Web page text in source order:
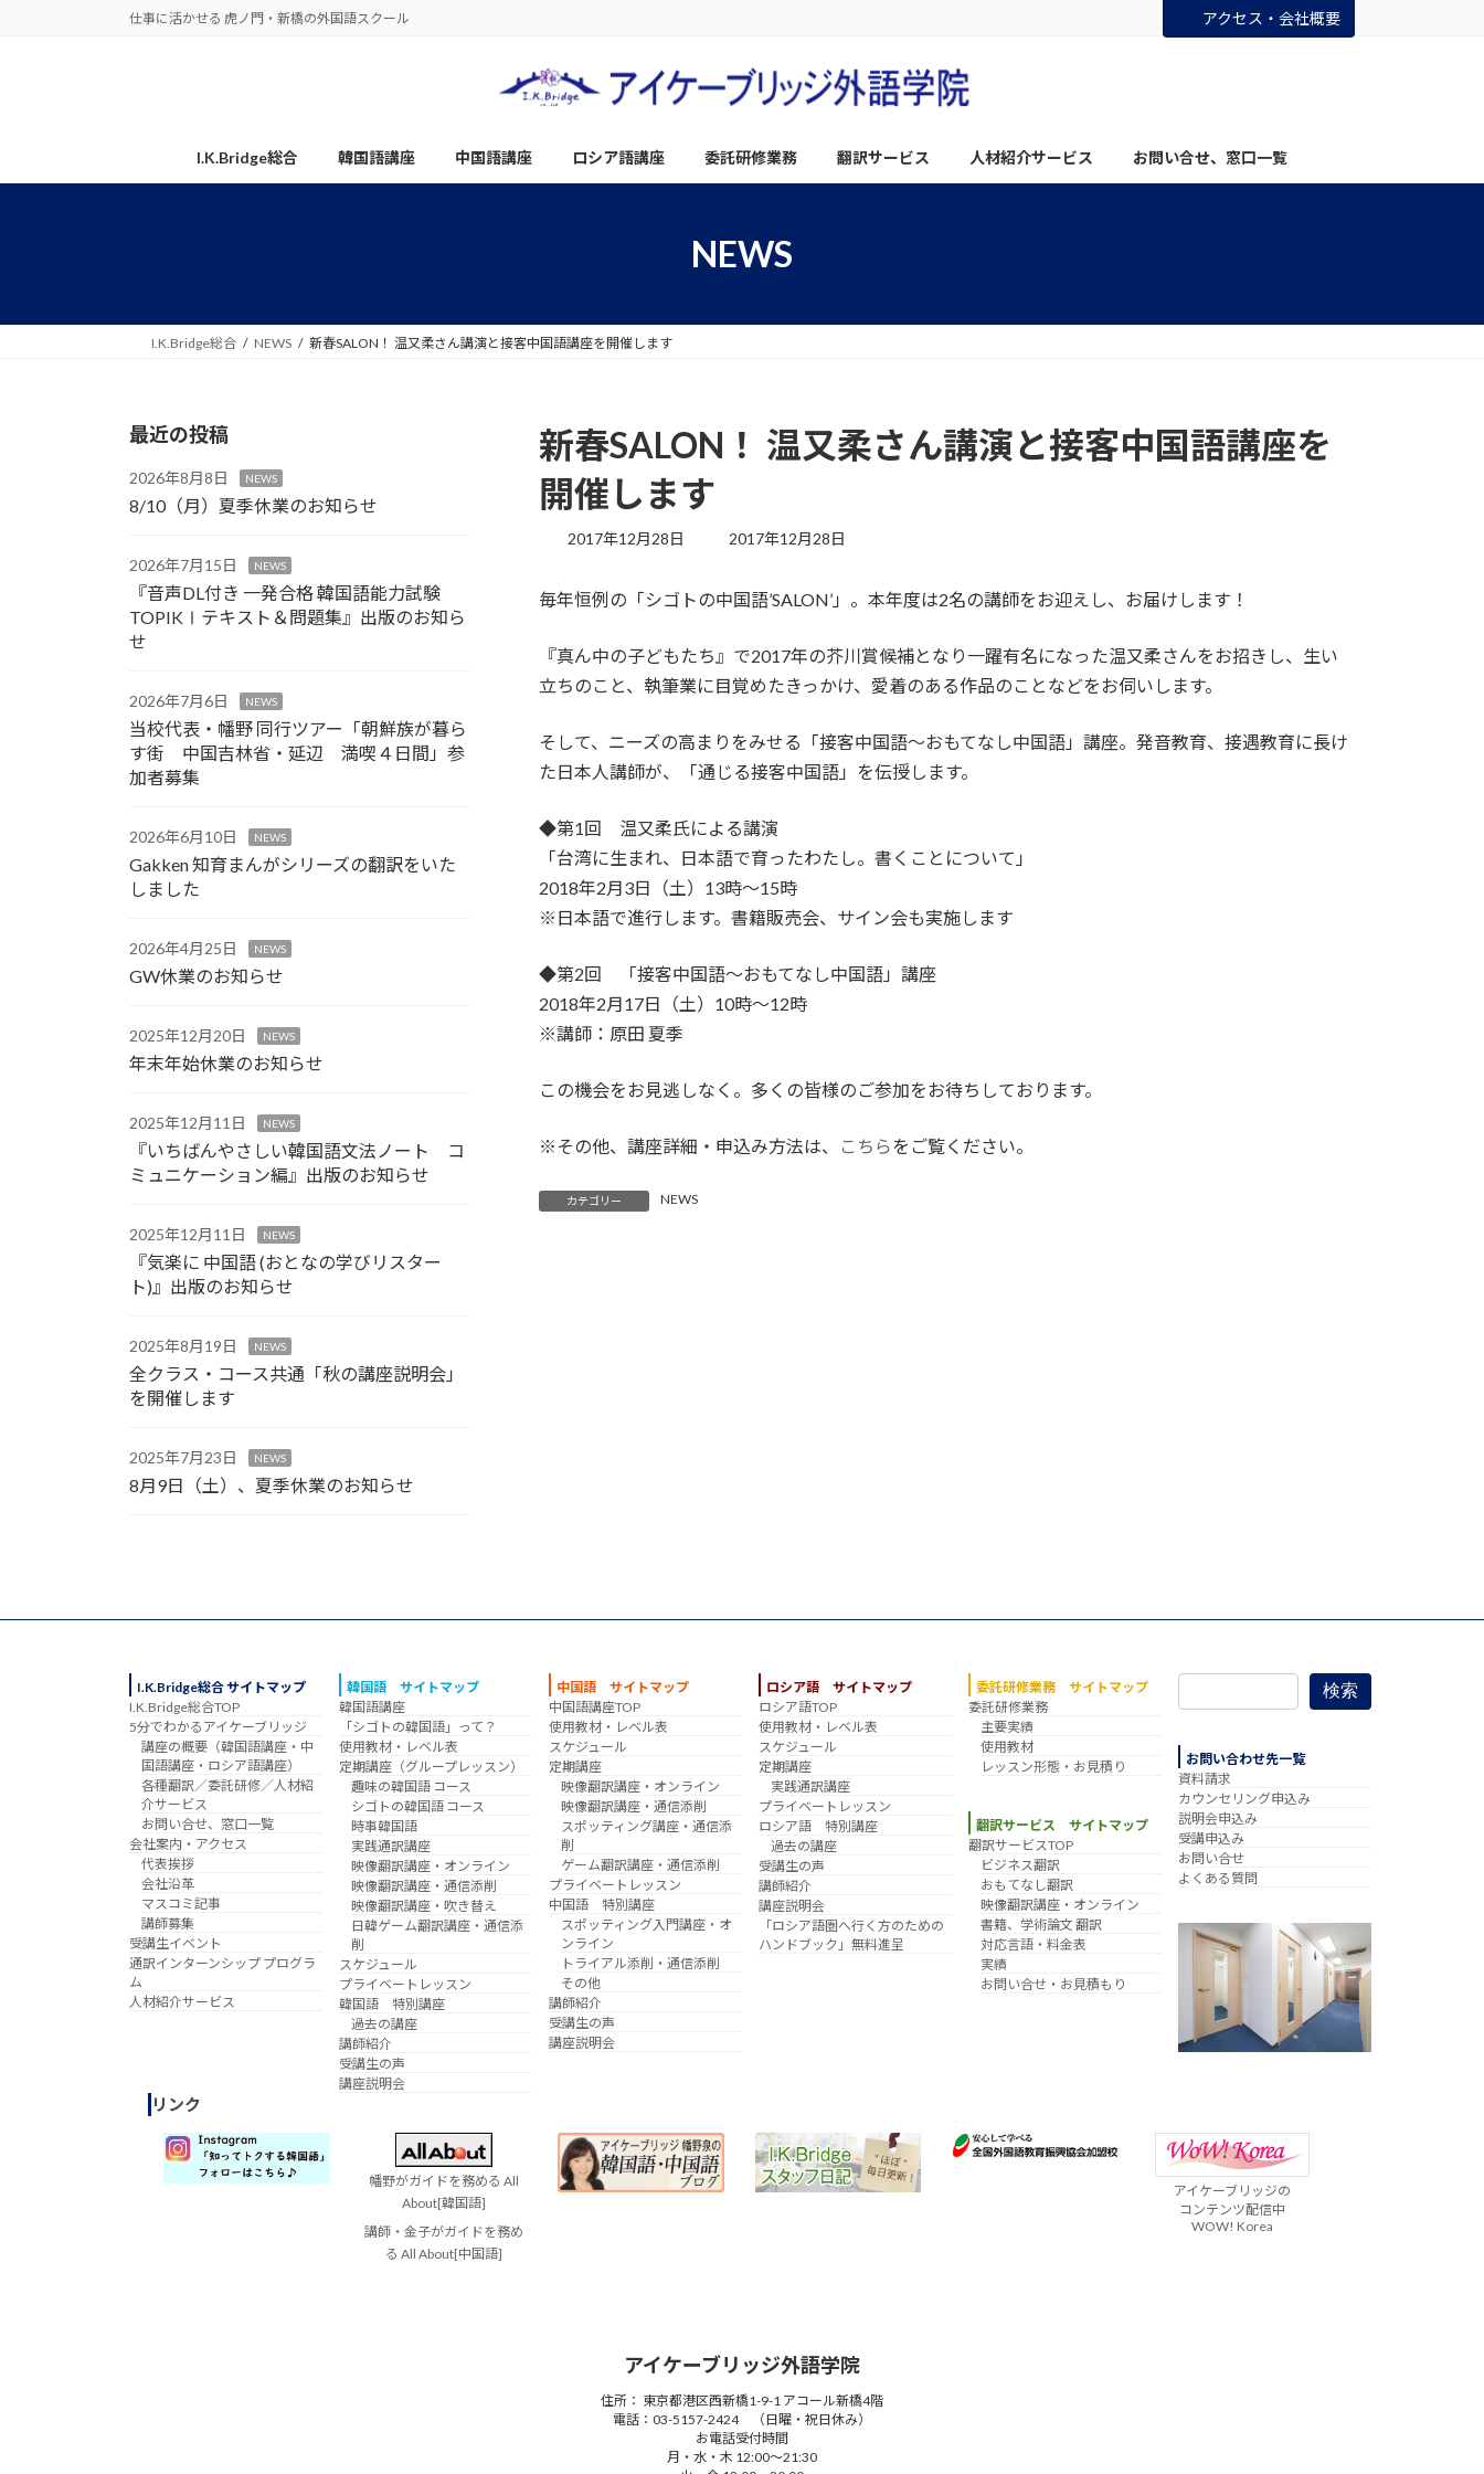
仕事に活かせる 虎ノ門・新橋の外国語スクール アクセス・会社概要
I.K.Bridge総合 韓国語講座 中国語講座 ロシア語講座 委託研修業務 翻訳サービス 人材紹介サービス お問い合せ、窓口一覧
NEWS
I.K.Bridge総合 NEWS 新春SALON！ 温又柔さん講演と接客中国語講座を開催します
新春SALON！ 温又柔さん講演と接客中国語講座を
開催します
2017年12月28日
最
新
時
2017年12月28日
毎年恒例の「シゴトの中国語’SALON’」。本年度は2名の講師をお迎えし、お届けします！
『真ん中の子どもたち』で2017年の芥川賞候補となり一躍有名になった温又柔さんをお招きし、生い
立ちのこと、執筆業に目覚めたきっかけ、愛着のある作品のことなどをお伺いします。
そして、ニーズの高まりをみせる「接客中国語～おもてなし中国語」講座。発音教育、接遇教育に長け
た日本人講師が、「通じる接客中国語」を伝授します。
◆第1回 温又柔氏による講演
「台湾に生まれ、日本語で育ったわたし。書くことについて」
2018年2月3日（土）13時～15時
※日本語で進行します。書籍販売会、サイン会も実施します
◆第2回 「接客中国語～おもてなし中国語」講座
2018年2月17日（土）10時～12時
※講師：原田 夏季
この機会をお見逃しなく。多くの皆様のご参加をお待ちしております。
※その他、講座詳細・申込み方法は、 こちらをご覧ください。
カテゴリー NEWS
最近の投稿
2026年8月8日 NEWS
8/10（月）夏季休業のお知らせ
2026年7月15日 NEWS
『音声DL付き 一発合格 韓国語能力試験
TOPIKⅠテキスト＆問題集』出版のお知ら
せ
2026年7月6日 NEWS
当校代表・幡野 同行ツアー「朝鮮族が暮ら
す街 中国吉林省・延辺 満喫４日間」参
加者募集
2026年6月10日 NEWS
Gakken 知育まんがシリーズの翻訳をいた
しました
2026年4月25日 NEWS
GW休業のお知らせ
2025年12月20日 NEWS
年末年始休業のお知らせ
2025年12月11日 NEWS
『いちばんやさしい韓国語文法ノート コ
ミュニケーション編』出版のお知らせ
2025年12月11日 NEWS
『気楽に 中国語 (おとなの学びリスター
ト)』出版のお知らせ
2025年8月19日 NEWS
全クラス・コース共通「秋の講座説明会」
を開催します
2025年7月23日 NEWS
8月9日（土）、夏季休業のお知らせ
I.K.Bridge総合 サイトマップ
I.K.Bridge総合TOP
5分でわかるアイケーブリッジ
講座の概要（韓国語講座・中
国語講座・ロシア語講座）
各種翻訳／委託研修／人材紹
介サービス
お問い合せ、窓口一覧
会社案内・アクセス
代表挨拶
会社沿革
マスコミ記事
講師募集
受講生イベント
通訳インターンシップ プログラ
ム
人材紹介サービス
韓国語 サイトマップ
韓国語講座
「シゴトの韓国語」って？
使用教材・レベル表
定期講座（グループレッスン）
趣味の韓国語 コース
シゴトの韓国語 コース
時事韓国語
実践通訳講座
映像翻訳講座・オンライン
映像翻訳講座・通信添削
映像翻訳講座・吹き替え
日韓ゲーム翻訳講座・通信添
削
スケジュール
プライベートレッスン
韓国語 特別講座
過去の講座
講師紹介
受講生の声
講座説明会
中国語 サイトマップ
中国語講座TOP
使用教材・レベル表
スケジュール
定期講座
映像翻訳講座・オンライン
映像翻訳講座・通信添削
スポッティング講座・通信添
削
ゲーム翻訳講座・通信添削
プライベートレッスン
中国語 特別講座
スポッティング入門講座・オ
ンライン
トライアル添削・通信添削
その他
講師紹介
受講生の声
講座説明会
ロシア語 サイトマップ
ロシア語TOP
使用教材・レベル表
スケジュール
定期講座
実践通訳講座
プライベートレッスン
ロシア語 特別講座
過去の講座
受講生の声
講師紹介
講座説明会
「ロシア語圏へ行く方のための
ハンドブック」無料進呈
委託研修業務 サイトマップ
委託研修業務
主要実績
使用教材
レッスン形態・お見積り
翻訳サービス サイトマップ
翻訳サービスTOP
ビジネス翻訳
おもてなし翻訳
映像翻訳講座・オンライン
書籍、学術論文 翻訳
対応言語・料金表
実績
お問い合せ・お見積もり
検索
お問い合わせ先一覧
資料請求
カウンセリング申込み
説明会申込み
受講申込み
お問い合せ
よくある質問
リンク
幡野がガイドを務める All
About[韓国語]
講師・金子がガイドを務め
る All About[中国語]
アイケーブリッジの
コンテンツ配信中
WOW! Korea
アイケーブリッジ外語学院
住所： 東京都港区西新橋1-9-1 アコール新橋4階
電話：03-5157-2424 （日曜・祝日休み）
お電話受付時間
月・水・木 12:00～21:30